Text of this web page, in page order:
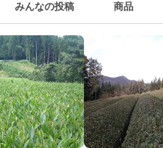
みんなの投稿 商品